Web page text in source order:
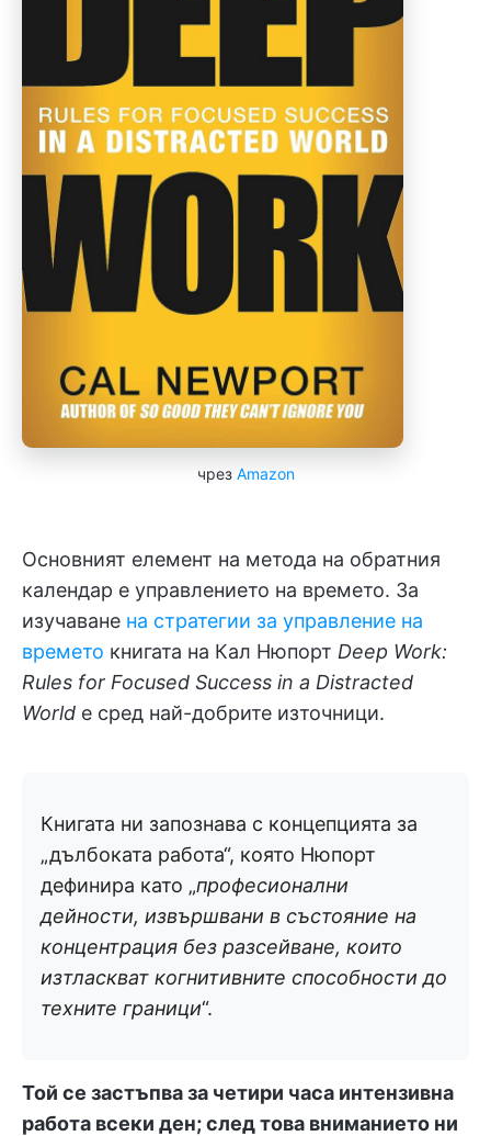
чрез Amazon
Основният елемент на метода на обратния
календар е управлението на времето. За
изучаване на стратегии за управление на
времето книгата на Кал Нюпорт Deep Work:
Rules for Focused Success in a Distracted
World е сред най-добрите източници.
Книгата ни запознава с концепцията за
„дълбоката работа“, която Нюпорт
дефинира като „професионални
дейности, извършвани в състояние на
концентрация без разсейване, които
изтласкват когнитивните способности до
техните граници“.
Той се застъпва за четири часа интензивна
работа всеки ден; след това вниманието ни